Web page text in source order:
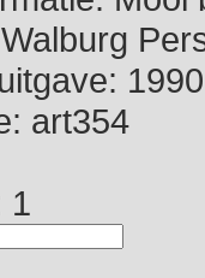
Walburg
1990
art354
1